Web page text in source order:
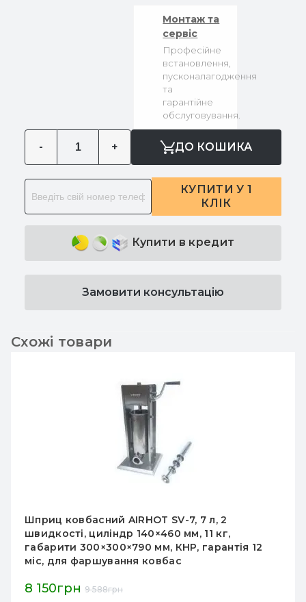
Монтаж та
сервіс
Професійне
встановлення,
пусконалагодження
та
гарантійне
обслуговування.
- + ДО КОШИКА
КУПИТИ У 1
КЛІК
Купити в кредит
Замовити консультацію
Схожі товари
Вертикальний електричний шприц для
ковбас GoodFood SF30VE, 30 л, нержавіюча
сталь, 4 насадки, плавне регулювання
швидкості
46 725грн 51 917грн